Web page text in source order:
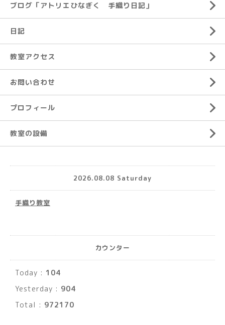
ブログ「アトリエひなぎく 手織り日記」
日記
教室アクセス
お問い合わせ
プロフィール
教室の設備
2026.08.08 Saturday
手織り教室
カウンター
Today : 104
Yesterday : 904
Total : 972170